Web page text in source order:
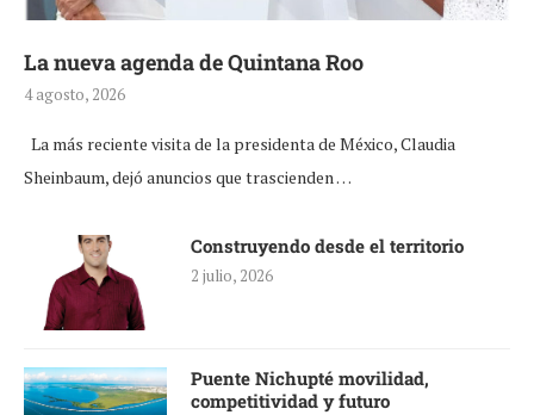
La nueva agenda de Quintana Roo
4 agosto, 2026
La más reciente visita de la presidenta de México, Claudia
Sheinbaum, dejó anuncios que trascienden …
Construyendo desde el territorio
2 julio, 2026
Puente Nichupté movilidad,
competitividad y futuro